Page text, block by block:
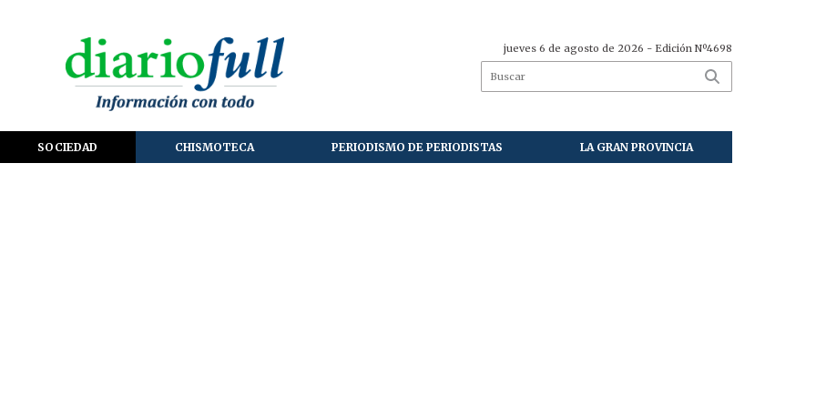
jueves 6 de agosto de 2026 - Edición Nº4698
SOCIEDAD CHISMOTECA PERIODISMO DE PERIODISTAS LA GRAN PROVINCIA